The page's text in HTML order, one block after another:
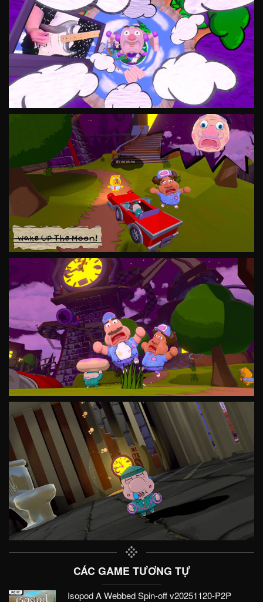
CÁC GAME TƯƠNG TỰ
Isopod A Webbed Spin-off v20251120-P2P